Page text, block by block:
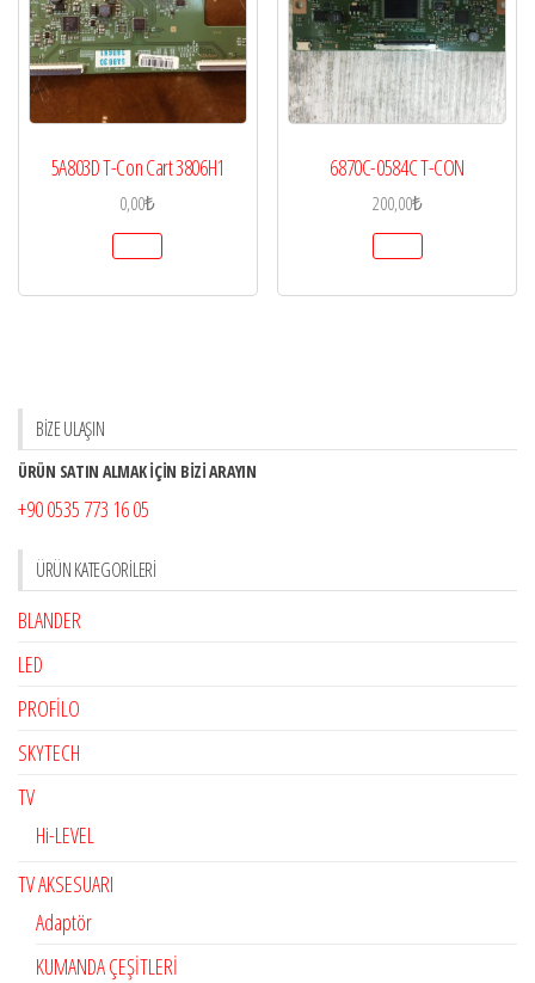
5A803D T-Con Cart 3806H1
0,00₺
6870C-0584C T-CON
200,00₺
BİZE ULAŞIN
ÜRÜN SATIN ALMAK İÇİN BİZİ ARAYIN
+90 0535 773 16 05
ÜRÜN KATEGORILERI
BLANDER
LED
PROFİLO
SKYTECH
TV
Hi-LEVEL
TV AKSESUARI
Adaptör
KUMANDA ÇEŞİTLERİ